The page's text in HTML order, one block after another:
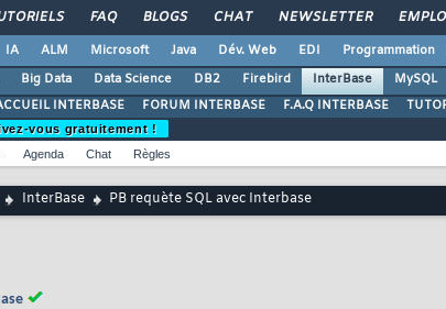
FAQ BLOGS CHAT NEWSLETTER
IA ALM Microsoft Java Dév. Web EDI Programmation
Big Data Data Science DB2 Firebird InterBase MySQL
INTERBASE
FORUM INTERBASE F.A.Q INTERBASE
vous gratuitement !
Agenda Chat Règles
InterBase PB requète SQL avec Interbase